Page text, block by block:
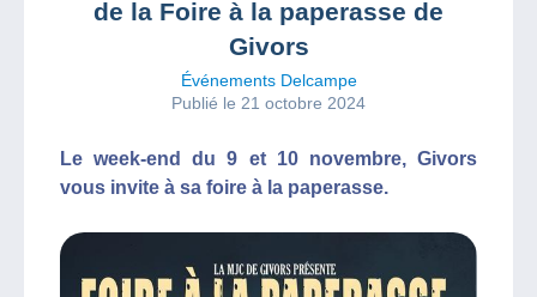
de la Foire à la paperasse de
Givors
Événements Delcampe
Publié le 21 octobre 2024
Le week-end du 9 et 10 novembre, Givors
vous invite à sa foire à la paperasse.